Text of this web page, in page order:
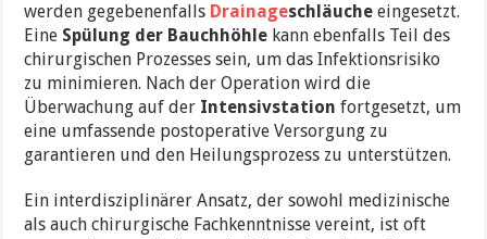
werden gegebenenfalls Drainageschläuche eingesetzt.
Eine Spülung der Bauchhöhle kann ebenfalls Teil des
chirurgischen Prozesses sein, um das Infektionsrisiko
zu minimieren. Nach der Operation wird die
Überwachung auf der Intensivstation fortgesetzt, um
eine umfassende postoperative Versorgung zu
garantieren und den Heilungsprozess zu unterstützen.
Ein interdisziplinärer Ansatz, der sowohl medizinische
als auch chirurgische Fachkenntnisse vereint, ist oft